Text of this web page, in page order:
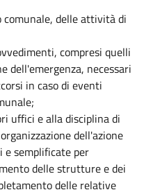
delle attività di
compresi quelli
dell'emergenza, necessari
in caso di eventi
uffici e alla disciplina di
dell'azione
semplificate per
delle strutture e dei
delle relative